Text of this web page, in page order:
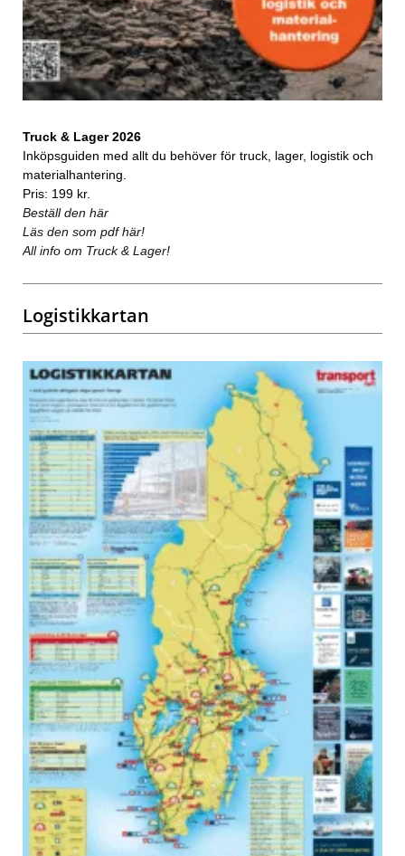
Truck & Lager 2026
Inköpsguiden med allt du behöver för truck, lager, logistik och
materialhantering.
Pris: 199 kr.
Beställ den här
Läs den som pdf här!
All info om Truck & Lager!
Logistikkartan